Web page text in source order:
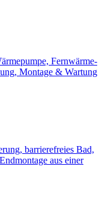
Fernwärme-
Montage & Wartung
barrierefreies Bad,
aus einer